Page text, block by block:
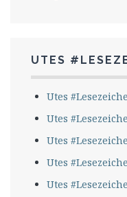
UTES
Utes
Utes
Utes
Utes
Utes